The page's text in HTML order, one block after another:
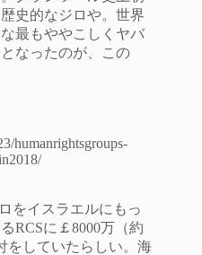
史的なジロや。世界
最もややこしくヤバ
なったのが、この
humanrightsgroups-
をイスラエルにもっ
RCSに￡8000万（約
をしていたらしい。海